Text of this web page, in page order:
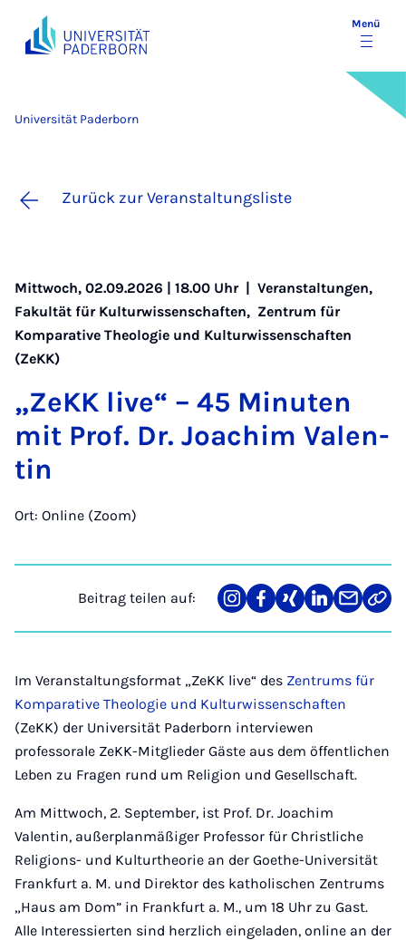
Menü
Universität Paderborn
Zurück zur Veranstaltungsliste
Mittwoch, 02.09.2026 | 18.00 Uhr | Veranstaltungen,
Fakultät für Kulturwissenschaften, Zentrum für
Komparative Theologie und Kulturwissenschaften
(ZeKK)
„ZeKK live“ – 45 Mi­nu­ten
mit Prof. Dr. Joa­chim Va­len­
tin
Ort: Online (Zoom)
Beitrag teilen auf:
Teilen
auf
Teilen
auf
Teilen
auf
Teilen
auf
Teilen
über
Mail
Link
Im Veranstaltungsformat „ZeKK live“ des Zentrums für
Komparative Theologie und Kulturwissenschaften
(ZeKK) der Universität Paderborn interviewen
professorale ZeKK-Mitglieder Gäste aus dem öffentlichen
Leben zu Fragen rund um Religion und Gesellschaft.
Am Mittwoch, 2. September, ist Prof. Dr. Joachim
Valentin, außerplanmäßiger Professor für Christliche
Religions- und Kulturtheorie an der Goethe-Universität
Frankfurt a. M. und Direktor des katholischen Zentrums
„Haus am Dom” in Frankfurt a. M., um 18 Uhr zu Gast.
Alle Interessierten sind herzlich eingeladen, online an der